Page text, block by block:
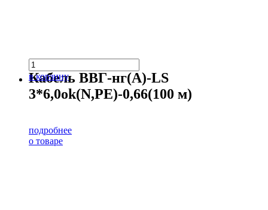
в корзину
Кабель ВВГ-нг(А)-LS
3*6,0ok(N,PE)-0,66(100 м)
подробнее
о товаре